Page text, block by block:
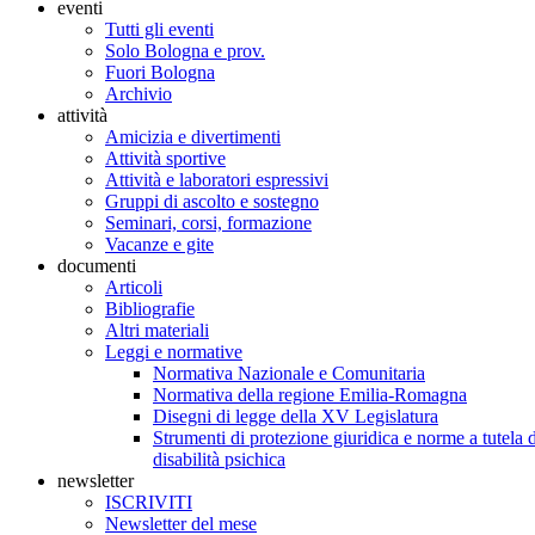
eventi
Tutti gli eventi
Solo Bologna e prov.
Fuori Bologna
Archivio
attività
Amicizia e divertimenti
Attività sportive
Attività e laboratori espressivi
Gruppi di ascolto e sostegno
Seminari, corsi, formazione
Vacanze e gite
documenti
Articoli
Bibliografie
Altri materiali
Leggi e normative
Normativa Nazionale e Comunitaria
Normativa della regione Emilia-Romagna
Disegni di legge della XV Legislatura
Strumenti di protezione giuridica e norme a tutela
disabilità psichica
newsletter
ISCRIVITI
Newsletter del mese